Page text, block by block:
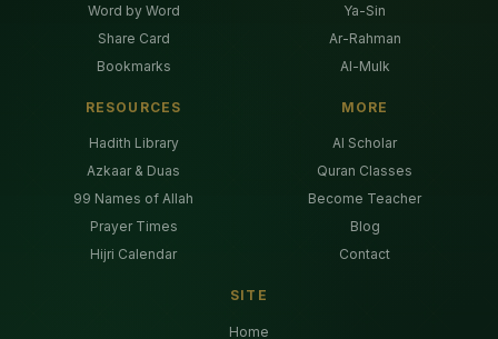
Word by Word
Share Card
Bookmarks
Ya-Sin
Ar-Rahman
Al-Mulk
RESOURCES
Hadith Library
Azkaar & Duas
99 Names of Allah
Prayer Times
Hijri Calendar
MORE
AI Scholar
Quran Classes
Become Teacher
Blog
Contact
SITE
Home